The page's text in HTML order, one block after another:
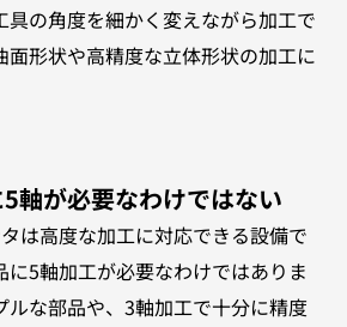
具の角度を細かく変えながら加工で
面形状や高精度な立体形状の加工に
軸が必要なわけではない
は高度な加工に対応できる設備で
に5軸加工が必要なわけではありま
ルな部品や、3軸加工で十分に精度